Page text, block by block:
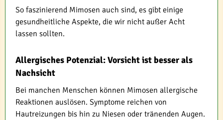
So faszinierend Mimosen auch sind, es gibt einige
gesundheitliche Aspekte, die wir nicht außer Acht
lassen sollten.
Allergisches Potenzial: Vorsicht ist besser als
Nachsicht
Bei manchen Menschen können Mimosen allergische
Reaktionen auslösen. Symptome reichen von
Hautreizungen bis hin zu Niesen oder tränenden Augen.